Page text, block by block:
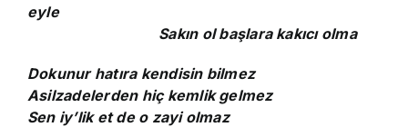
eyle
Sakın ol başlara kakıcı olma
Dokunur hatıra kendisin bilmez
Asilzadelerden hiç kemlik gelmez
Sen iy’lik et de o zayi olmaz